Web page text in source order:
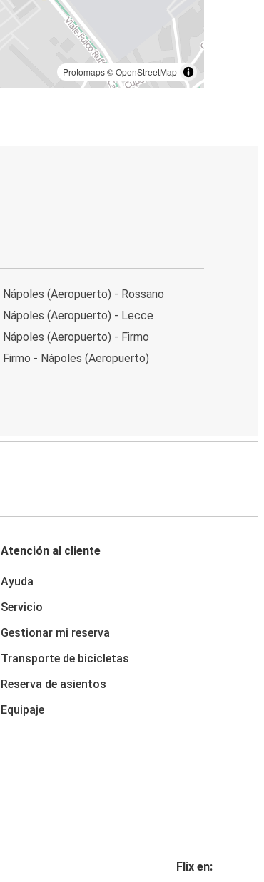
Protomaps©OpenStreetMap
Nápoles (Aeropuerto) - Rossano
Nápoles (Aeropuerto) - Lecce
Nápoles (Aeropuerto) - Firmo
Firmo - Nápoles (Aeropuerto)
Atención al cliente
Ayuda
Servicio
Gestionar mi reserva
Transporte de bicicletas
Reserva de asientos
Equipaje
Flix en: